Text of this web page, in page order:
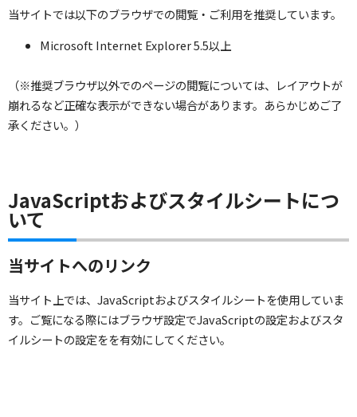
当サイトでは以下のブラウザでの閲覧・ご利用を推奨しています。
Microsoft Internet Explorer 5.5以上
（※推奨ブラウザ以外でのページの閲覧については、レイアウトが
崩れるなど正確な表示ができない場合があります。あらかじめご了
承ください。）
JavaScriptおよびスタイルシートにつ
いて
当サイトへのリンク
当サイト上では、JavaScriptおよびスタイルシートを使用していま
す。ご覧になる際にはブラウザ設定でJavaScriptの設定およびスタ
イルシートの設定をを有効にしてください。